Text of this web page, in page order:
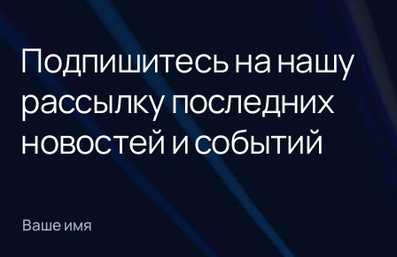
Подпишитесь на нашу
рассылку последних
новостей и событий